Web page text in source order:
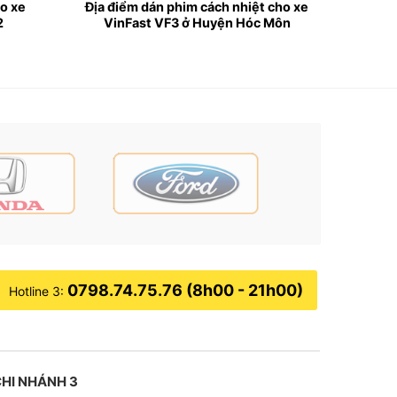
độ C. Vì vậy, sẽ dễ làm ảnh hưởng đến
xe
Địa điểm dán phim cách nhiệt cho xe
VinFast VF3 ở Huyện Hóc Môn
Hotline 3: 0798.74.75.76 (8h00 - 21h00)
NHÁNH 3